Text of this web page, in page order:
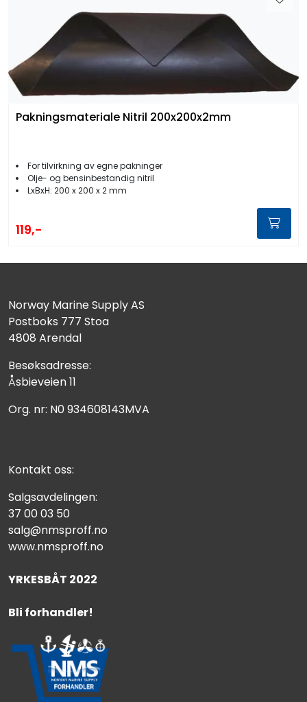
Pakningsmateriale Nitril 200x200x2mm
For tilvirkning av egne pakninger
Olje- og bensinbestandig nitril
LxBxH: 200 x 200 x 2 mm
119,-
Norway Marine Supply AS
Postboks 777 Stoa
4808 Arendal
Besøksadresse:
Åsbieveien 11
Org. nr: N0 934608143MVA
Kontakt oss:
Salgsavdelingen:
37 00 03 50
salg@nmsproff.no
www.nmsproff.no
YRKESBÅT 2022
Bli forhandler!